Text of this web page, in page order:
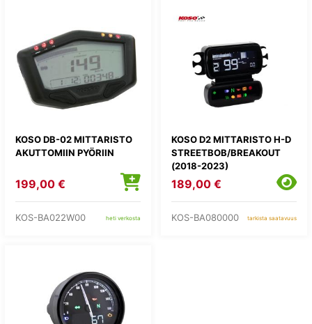
KOSO DB-02 MITTARISTO
AKUTTOMIIN PYÖRIIN
199,00 €
KOS-BA022W00 heti verkosta
KOSO D2 MITTARISTO H-D
STREETBOB/BREAKOUT
(2018-2023)
189,00 €
KOS-BA080000 tarkista saatavuus